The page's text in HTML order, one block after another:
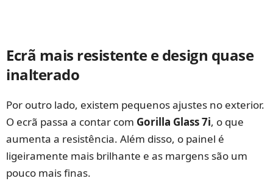
Ecrã mais resistente e design quase
inalterado
Por outro lado, existem pequenos ajustes no exterior.
O ecrã passa a contar com Gorilla Glass 7i, o que
aumenta a resistência. Além disso, o painel é
ligeiramente mais brilhante e as margens são um
pouco mais finas.